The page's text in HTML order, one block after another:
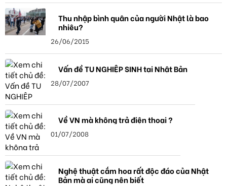
Thu nhập bình quân của người Nhật là bao
nhiêu?
26/06/2015
Vấn đề TU NGHIỆP SINH tại Nhật Bản
28/07/2007
Về VN mà không trả điện thoại ?
01/07/2008
Nghệ thuật cắm hoa rất độc đáo của Nhật
Bản mà ai cũng nên biết